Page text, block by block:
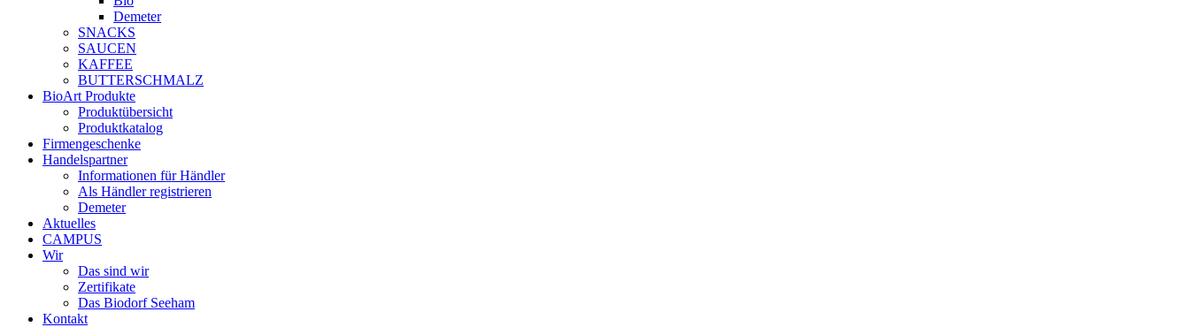
Demeter
SNACKS
SAUCEN
KAFFEE
BUTTERSCHMALZ
BioArt Produkte
Produktübersicht
Produktkatalog
Firmengeschenke
Handelspartner
Informationen für Händler
Als Händler registrieren
Demeter
Aktuelles
CAMPUS
Wir
Das sind wir
Zertifikate
Das Biodorf Seeham
Kontakt